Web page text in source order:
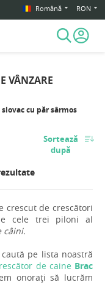
Română RON
VÂNZARE
slovac cu păr sârmos
Sortează
după
crescut de crescători
cele trei piloni al
câini.
pe lista noastră
de caine Brac
onorați să lucrăm